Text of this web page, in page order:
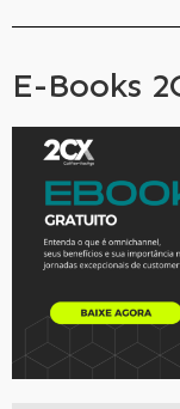
E-Books